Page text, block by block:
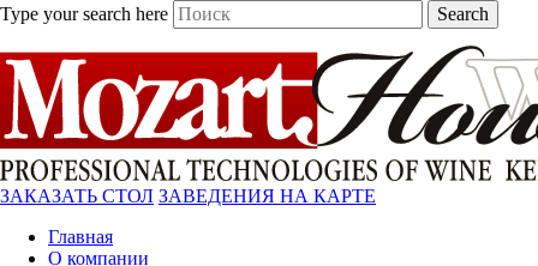
Type your search here Search
ЗАКАЗАТЬ СТОЛ ЗАВЕДЕНИЯ НА КАРТЕ
Главная
О компании